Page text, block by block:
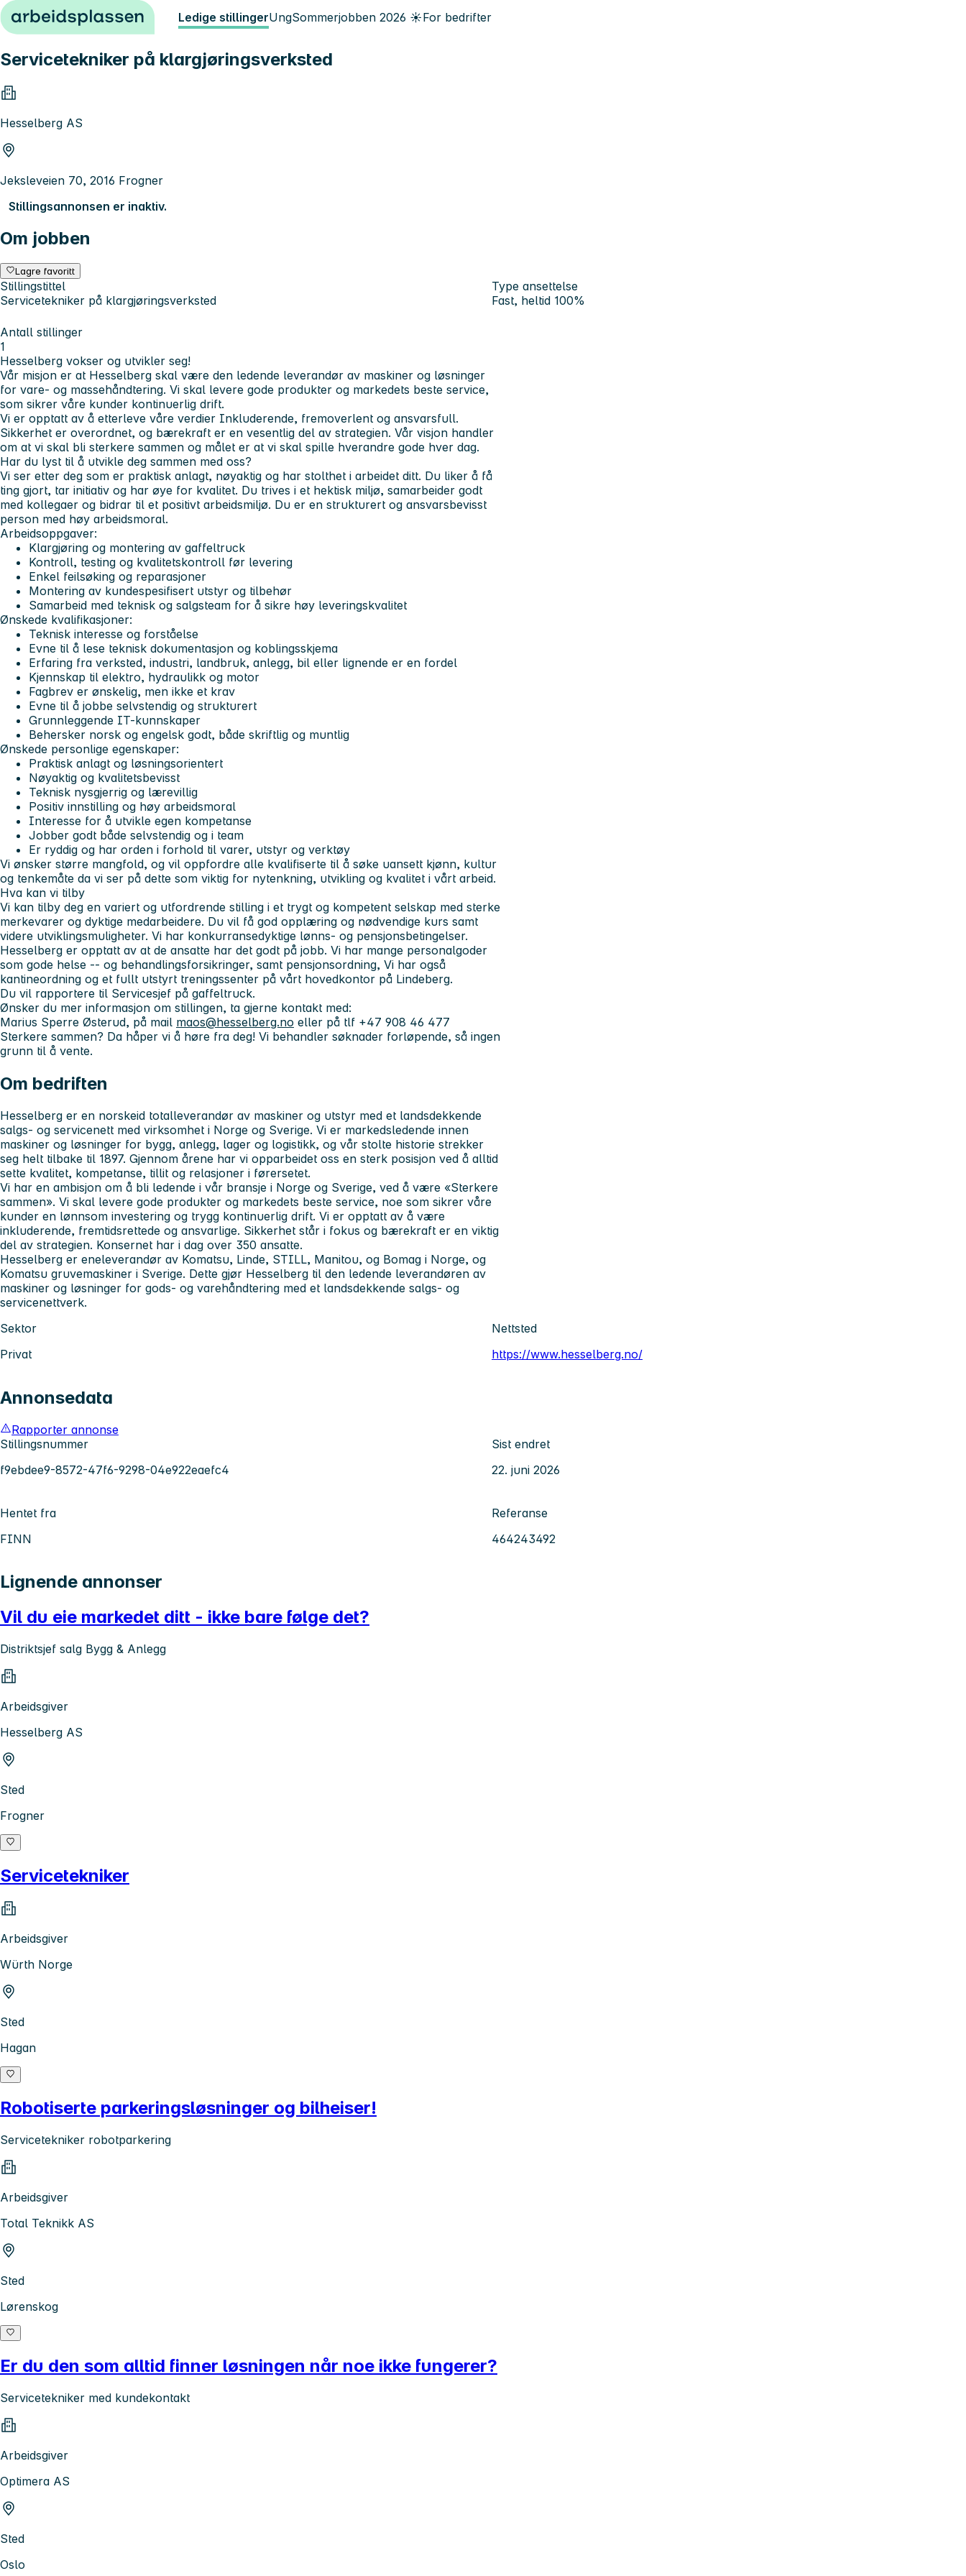
Hopp til innhold Ledige stillingerUngSommerjobben 2026 ☀️For bedrifter
Servicetekniker på klargjøringsverksted
Hesselberg AS
Jeksleveien 70, 2016 Frogner
Stillingsannonsen er inaktiv.
Om jobben
Lagre favoritt
Stillingstittel
Servicetekniker på klargjøringsverksted
Type ansettelse
Fast, heltid 100%
Antall stillinger
1
Hesselberg vokser og utvikler seg!
Vår misjon er at Hesselberg skal være den ledende leverandør av maskiner og løsninger
for vare- og massehåndtering. Vi skal levere gode produkter og markedets beste service,
som sikrer våre kunder kontinuerlig drift.
Vi er opptatt av å etterleve våre verdier Inkluderende, fremoverlent og ansvarsfull.
Sikkerhet er overordnet, og bærekraft er en vesentlig del av strategien. Vår visjon handler
om at vi skal bli sterkere sammen og målet er at vi skal spille hverandre gode hver dag.
Har du lyst til å utvikle deg sammen med oss?
Vi ser etter deg som er praktisk anlagt, nøyaktig og har stolthet i arbeidet ditt. Du liker å få
ting gjort, tar initiativ og har øye for kvalitet. Du trives i et hektisk miljø, samarbeider godt
med kollegaer og bidrar til et positivt arbeidsmiljø. Du er en strukturert og ansvarsbevisst
person med høy arbeidsmoral.
Arbeidsoppgaver:
Klargjøring og montering av gaffeltruck
Kontroll, testing og kvalitetskontroll før levering
Enkel feilsøking og reparasjoner
Montering av kundespesifisert utstyr og tilbehør
Samarbeid med teknisk og salgsteam for å sikre høy leveringskvalitet
Ønskede kvalifikasjoner:
Teknisk interesse og forståelse
Evne til å lese teknisk dokumentasjon og koblingsskjema
Erfaring fra verksted, industri, landbruk, anlegg, bil eller lignende er en fordel
Kjennskap til elektro, hydraulikk og motor
Fagbrev er ønskelig, men ikke et krav
Evne til å jobbe selvstendig og strukturert
Grunnleggende IT-kunnskaper
Behersker norsk og engelsk godt, både skriftlig og muntlig
Ønskede personlige egenskaper:
Praktisk anlagt og løsningsorientert
Nøyaktig og kvalitetsbevisst
Teknisk nysgjerrig og lærevillig
Positiv innstilling og høy arbeidsmoral
Interesse for å utvikle egen kompetanse
Jobber godt både selvstendig og i team
Er ryddig og har orden i forhold til varer, utstyr og verktøy
Vi ønsker større mangfold, og vil oppfordre alle kvalifiserte til å søke uansett kjønn, kultur
og tenkemåte da vi ser på dette som viktig for nytenkning, utvikling og kvalitet i vårt arbeid.
Hva kan vi tilby
Vi kan tilby deg en variert og utfordrende stilling i et trygt og kompetent selskap med sterke
merkevarer og dyktige medarbeidere. Du vil få god opplæring og nødvendige kurs samt
videre utviklingsmuligheter. Vi har konkurransedyktige lønns- og pensjonsbetingelser.
Hesselberg er opptatt av at de ansatte har det godt på jobb. Vi har mange personalgoder
som gode helse -- og behandlingsforsikringer, samt pensjonsordning, Vi har også
kantineordning og et fullt utstyrt treningssenter på vårt hovedkontor på Lindeberg.
Du vil rapportere til Servicesjef på gaffeltruck.
Ønsker du mer informasjon om stillingen, ta gjerne kontakt med:
Marius Sperre Østerud, på mail maos@hesselberg.no eller på tlf +47 908 46 477
Sterkere sammen? Da håper vi å høre fra deg! Vi behandler søknader forløpende, så ingen
grunn til å vente.
Om bedriften
Hesselberg er en norskeid totalleverandør av maskiner og utstyr med et landsdekkende
salgs- og servicenett med virksomhet i Norge og Sverige. Vi er markedsledende innen
maskiner og løsninger for bygg, anlegg, lager og logistikk, og vår stolte historie strekker
seg helt tilbake til 1897. Gjennom årene har vi opparbeidet oss en sterk posisjon ved å alltid
sette kvalitet, kompetanse, tillit og relasjoner i førersetet.
Vi har en ambisjon om å bli ledende i vår bransje i Norge og Sverige, ved å være «Sterkere
sammen». Vi skal levere gode produkter og markedets beste service, noe som sikrer våre
kunder en lønnsom investering og trygg kontinuerlig drift. Vi er opptatt av å være
inkluderende, fremtidsrettede og ansvarlige. Sikkerhet står i fokus og bærekraft er en viktig
del av strategien. Konsernet har i dag over 350 ansatte.
Hesselberg er eneleverandør av Komatsu, Linde, STILL, Manitou, og Bomag i Norge, og
Komatsu gruvemaskiner i Sverige. Dette gjør Hesselberg til den ledende leverandøren av
maskiner og løsninger for gods- og varehåndtering med et landsdekkende salgs- og
servicenettverk.
Sektor
Privat
Nettsted
https://www.hesselberg.no/
Annonsedata
Rapporter annonse
Stillingsnummer
f9ebdee9-8572-47f6-9298-04e922eaefc4
Sist endret
22. juni 2026
Hentet fra
FINN
Referanse
464243492
Lignende annonser
Vil du eie markedet ditt - ikke bare følge det?
Distriktsjef salg Bygg & Anlegg
Arbeidsgiver
Hesselberg AS
Sted
Frogner
Servicetekniker
Arbeidsgiver
Würth Norge
Sted
Hagan
Robotiserte parkeringsløsninger og bilheiser!
Servicetekniker robotparkering
Arbeidsgiver
Total Teknikk AS
Sted
Lørenskog
Er du den som alltid finner løsningen når noe ikke fungerer?
Servicetekniker med kundekontakt
Arbeidsgiver
Optimera AS
Sted
Oslo